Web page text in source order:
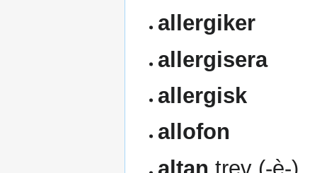
allergiker
allergisera
allergisk
allofon